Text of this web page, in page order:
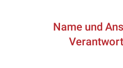
Name und